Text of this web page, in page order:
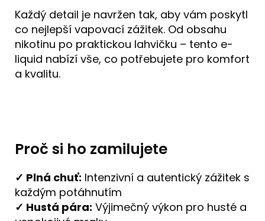
Každý detail je navržen tak, aby vám poskytl
co nejlepší vapovací zážitek. Od obsahu
nikotinu po praktickou lahvičku – tento e-
liquid nabízí vše, co potřebujete pro komfort
a kvalitu.
Proč si ho zamilujete
✓ Plná chuť: Intenzivní a autentický zážitek s
každým potáhnutím
✓ Hustá pára: Výjimečný výkon pro husté a